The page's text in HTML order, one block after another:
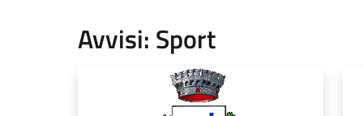
Avvisi: Sport